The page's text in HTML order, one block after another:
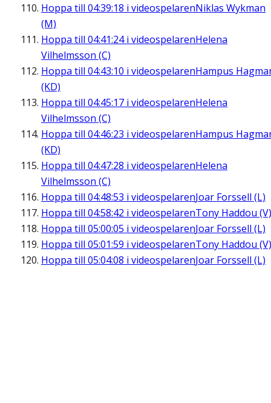
Hoppa till 04:39:18 i videospelarenNiklas Wykman
(M)
Hoppa till 04:41:24i videospelarenHelena
Vilhelmsson (C)
Hoppa till 04:43:10 i videospelarenHampus
(KD)
Hoppa till 04:45:17 i videospelarenHelena
Vilhelmsson (C)
Hoppa till 04:46:23 i videospelarenHampus
(KD)
Hoppa till 04:47:28 i videospelarenHelena
Vilhelmsson (C)
Hoppa till 04:48:53 i videospelarenJoar Forssell (L)
Hoppa till 04:58:42 i videospelarenTony Haddou (V)
Hoppa till 05:00:05 i videospelarenJoar Forssell (L)
Hoppa till 05:01:59 i videospelarenTony Haddou (V)
Hoppa till 05:04:08 i videospelarenJoar Forssell (L)